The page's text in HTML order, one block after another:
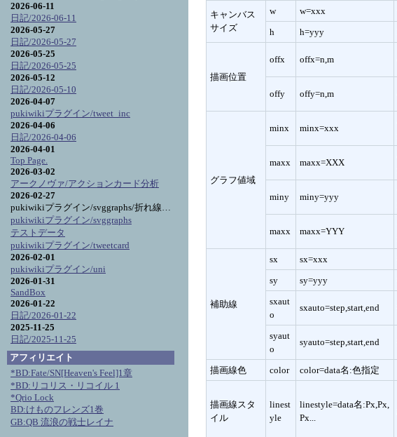
キャンバス
サイズ
w w=xxx
h
h=yyy
描画位置
offx offx=n,m
offy offy=n,m
グラフ値域
minx minx=xxx
maxx maxx=XXX
miny miny=yyy
maxx maxx=YYY
補助線
sx sx=xxx
sy
sy=yyy
sxaut
o
sxauto=step,start,end
syaut
o
syauto=step,start,end
描画線色
color color=data名:色指定
描画線スタ
イル
linest
yle
linestyle=data名:Px,Px,
Px...
2026-06-11
日記/2026-06-11
2026-05-27
日記/2026-05-27
2026-05-25
日記/2026-05-25
2026-05-12
日記/2026-05-10
2026-04-07
pukiwikiプラグイン/tweet_inc
2026-04-06
日記/2026-04-06
2026-04-01
Top Page.
2026-03-02
アークノヴァ/アクションカード分析
2026-02-27
pukiwikiプラグイン/svggraphs/折れ線グラフ詳細
pukiwikiプラグイン/svggraphs
テストデータ
pukiwikiプラグイン/tweetcard
2026-02-01
pukiwikiプラグイン/uni
2026-01-31
SandBox
2026-01-22
日記/2026-01-22
2025-11-25
日記/2025-11-25
アフィリエイト
*BD:Fate/SN[Heaven's Feel]1章
*BD:リコリス・リコイル 1
*Qrio Lock
BD:けものフレンズ1巻
GB:QB 流浪の戦士レイナ